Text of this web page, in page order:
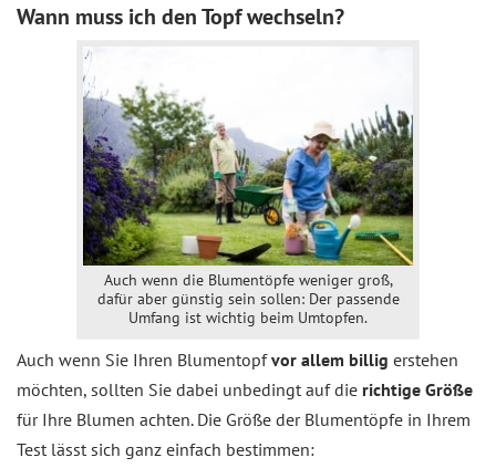
Wann muss ich den Topf wechseln?
Auch wenn die Blumentöpfe weniger groß,
dafür aber günstig sein sollen: Der passende
Umfang ist wichtig beim Umtopfen.
Auch wenn Sie Ihren Blumentopfvor allem billig erstehen
möchten, sollten Sie dabei unbedingt auf die richtige Größe
für Ihre Blumen achten. Die Größe der Blumentöpfe in Ihrem
Test lässt sich ganz einfach bestimmen: